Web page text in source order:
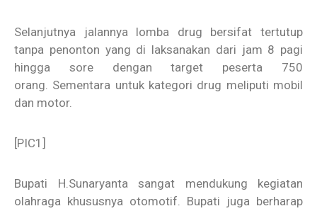
Selanjutnya jalannya lomba drug bersifat tertutup
tanpa penonton yang di laksanakan dari jam 8 pagi
hingga sore dengan target peserta 750
orang. Sementara untuk kategori drug meliputi mobil
dan motor.
[PIC1]
Bupati H.Sunaryanta sangat mendukung kegiatan
olahraga khususnya otomotif. Bupati juga berharap